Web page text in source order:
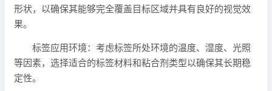
形状，以确保其能够完全覆盖目标区域并具有良好的视觉效
果。
标签应用环境：考虑标签所处环境的温度、湿度、光照
等因素，选择适合的标签材料和粘合剂类型以确保其长期稳
定性。